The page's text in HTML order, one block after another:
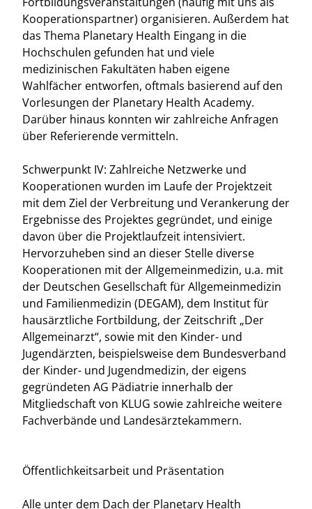
Kooperationspartner) organisieren. Außerdem hat
das Thema Planetary Health Eingang in die
Hochschulen gefunden hat und viele
medizinischen Fakultäten haben eigene
Wahlfächer entworfen, oftmals basierend auf den
Vorlesungen der Planetary Health Academy.
Darüber hinaus konnten wir zahlreiche Anfragen
über Referierende vermitteln.
Schwerpunkt IV: Zahlreiche Netzwerke und
Kooperationen wurden im Laufe der Projektzeit
mit dem Ziel der Verbreitung und Verankerung der
Ergebnisse des Projektes gegründet, und einige
davon über die Projektlaufzeit intensiviert.
Hervorzuheben sind an dieser Stelle diverse
Kooperationen mit der Allgemeinmedizin, u.a. mit
der Deutschen Gesellschaft für Allgemeinmedizin
und Familienmedizin (DEGAM), dem Institut für
hausärztliche Fortbildung, der Zeitschrift „Der
Allgemeinarzt“, sowie mit den Kinder- und
Jugendärzten, beispielsweise dem Bundesverband
der Kinder- und Jugendmedizin, der eigens
gegründeten AG Pädiatrie innerhalb der
Mitgliedschaft von KLUG sowie zahlreiche weitere
Fachverbände und Landesärztekammern.
Öffentlichkeitsarbeit und Präsentation
Alle unter dem Dach der Planetary Health